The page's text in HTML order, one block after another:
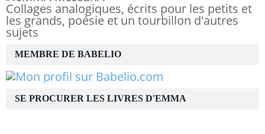
Collages analogiques, écrits pour les petits et
les grands, poésie et un tourbillon d'autres
sujets
MEMBRE DE BABELIO
SE PROCURER LES LIVRES D'EMMA